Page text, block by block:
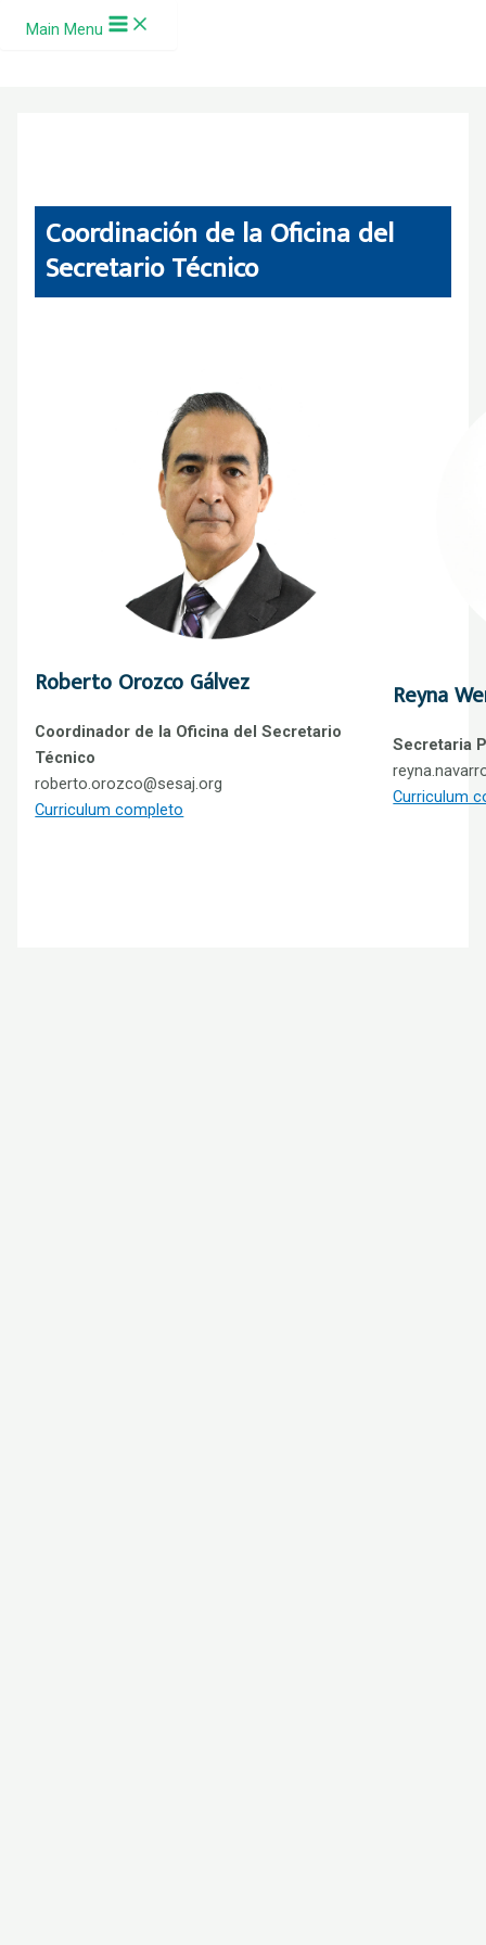
Ir al contenido
Main Menu
Coordinación de la Oficina del
Secretario Técnico
Roberto Orozco Gálvez
Coordinador de la Oficina del Secretario
Técnico
roberto.orozco@sesaj.org
Curriculum completo
Reyna
Secretaria
Curriculum